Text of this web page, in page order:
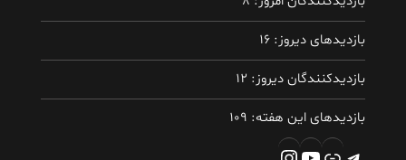
بازدیدهای دیروز: 16
بازدیدکنندگان دیروز: 12
بازدیدهای این هفته: 109
تلگرام
پیوندیوتیوب